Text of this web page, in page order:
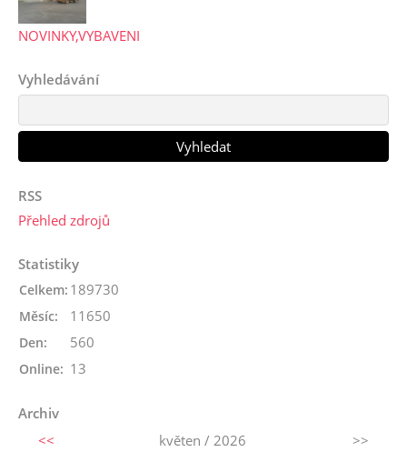
NOVINKY,VYBAVENI
Vyhledávání
RSS
Přehled zdrojů
Statistiky
Online: 13
Celkem: 189730
Měsíc: 11650
Den: 560
Archiv
<<
květen / 2026 >>